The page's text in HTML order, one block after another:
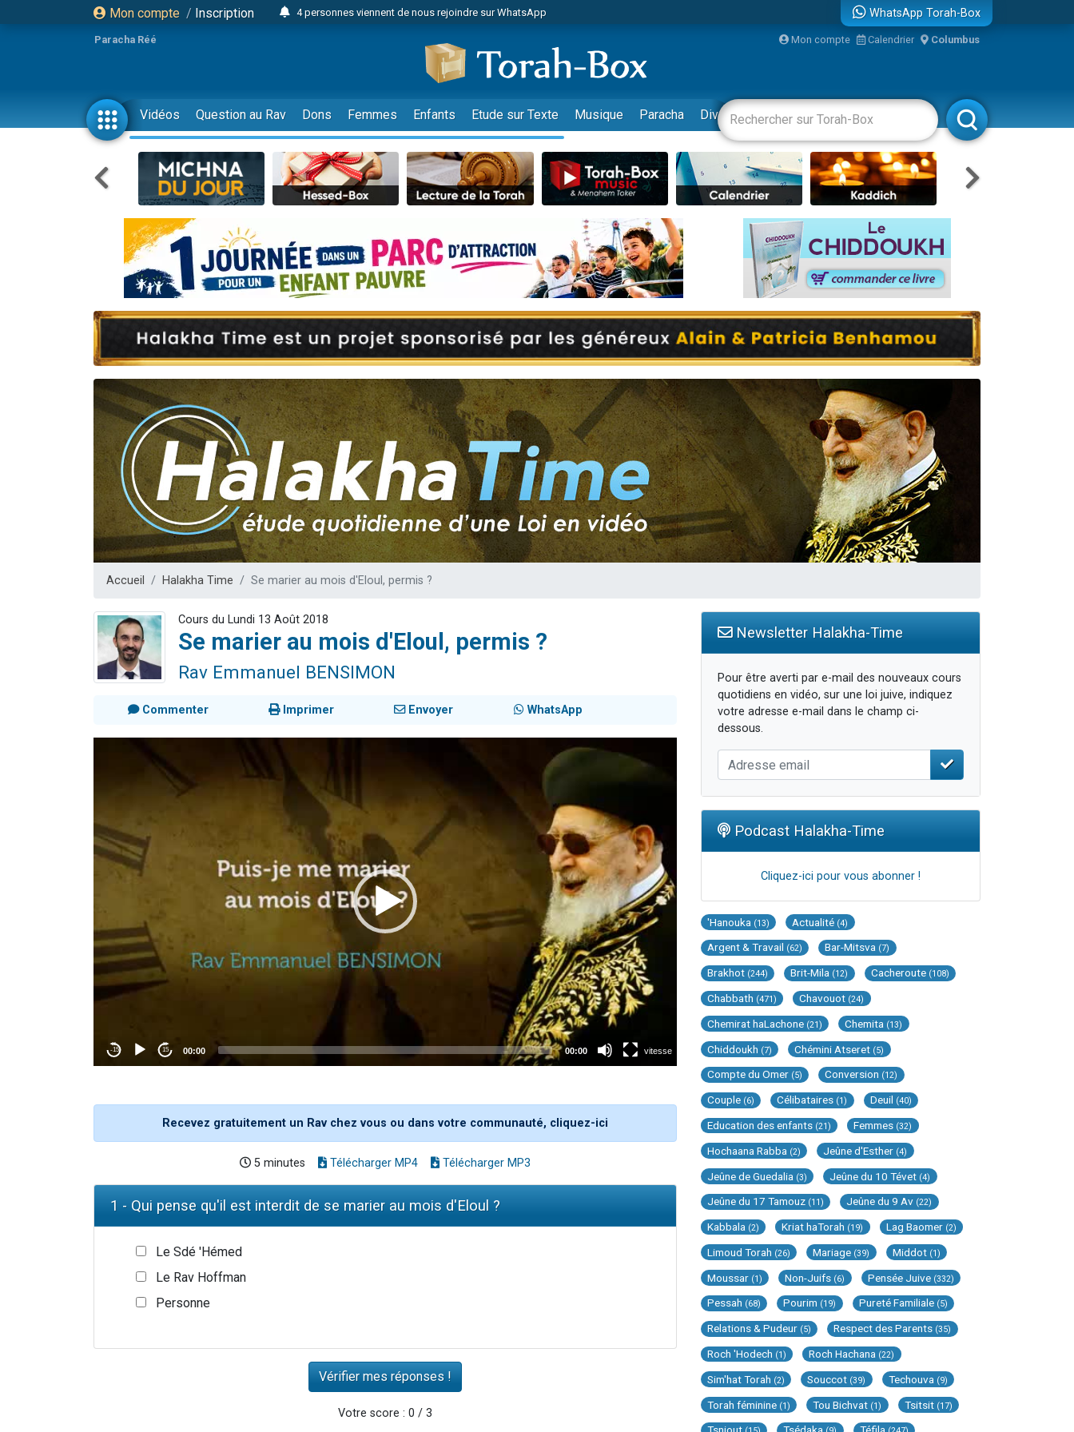
Mon compte / Inscription
4 personnes viennent de nous rejoindre sur WhatsApp
Odaya vient de donner son Maasser
3 personnes viennent de faire un don pour 5 jours de vacances aux Orphelins
3 personnes viennent de faire un don pour Diane, 80 ans, dans un appartement insalubre
13 personnes viennent de demander une bénédiction
2 personnes viennent de nous rejoindre sur WhatsApp
30 personnes viennent de faire un don pour Sauvez la jambe de Yohan
Il reste 49 places pour étudier en groupe sur Zoom
3 personnes viennent de nous rejoindre sur WhatsApp
2 personnes viennent de nous rejoindre sur WhatsApp
3 personnes viennent de nous rejoindre sur WhatsApp
8 personnes viennent de faire un don pour Tsédaka : pauvres d'Israel
61 personnes viennent de demander une bénédiction
Ariel vient de donner son Maasser
Il reste 49 places pour étudier en groupe sur Zoom
Eva vient de donner son Maasser
WhatsApp Torah-Box
Paracha Réé Mon compte Calendrier Columbus
Vidéos Question au Rav Dons Femmes Enfants Etude sur Texte Musique Paracha Divertissements Livres Rabbanim
Accueil Halakha Time Se marier au mois d'Eloul, permis ?
Cours du Lundi 13 Août 2018
Se marier au mois d'Eloul, permis ?
Rav Emmanuel BENSIMON
Commenter Imprimer Envoyer WhatsApp
Recevez gratuitement un Rav chez vous ou dans votre communauté, cliquez-ici
5 minutes Télécharger MP4 Télécharger MP3
1 - Qui pense qu'il est interdit de se marier au mois d'Eloul ?
Le Sdé 'Hémed
Le Rav Hoffman
Personne
Votre score : 0 / 3
Newsletter Halakha-Time
Pour être averti par e-mail des nouveaux cours
quotidiens en vidéo, sur une loi juive, indiquez
votre adresse e-mail dans le champ ci-
dessous.
Podcast Halakha-Time
Cliquez-ici pour vous abonner !
'Hanouka (13) Actualité (4)
Argent & Travail (62) Bar-Mitsva (7)
Brakhot (244) Brit-Mila (12) Cacheroute (108)
Chabbath (471) Chavouot (24)
Chemirat haLachone (21) Chemita (13)
Chiddoukh (7) Chémini Atseret (5)
Compte du Omer (5) Conversion (12)
Couple (6) Célibataires (1) Deuil (40)
Education des enfants (21) Femmes (32)
Hochaana Rabba (2) Jeûne d'Esther (4)
Jeûne de Guedalia (3) Jeûne du 10 Tévet (4)
Jeûne du 17 Tamouz (11) Jeûne du 9 Av (22)
Kabbala (2) Kriat haTorah (19) Lag Baomer (2)
Limoud Torah (26) Mariage (39) Middot (1)
Moussar (1) Non-Juifs (6) Pensée Juive (332)
Pessah (68) Pourim (19) Pureté Familiale (5)
Relations & Pudeur (5) Respect des Parents (35)
Roch 'Hodech (1) Roch Hachana (22)
Sim'hat Torah (2) Souccot (39) Techouva (9)
Torah féminine (1) Tou Bichvat (1) Tsitsit (17)